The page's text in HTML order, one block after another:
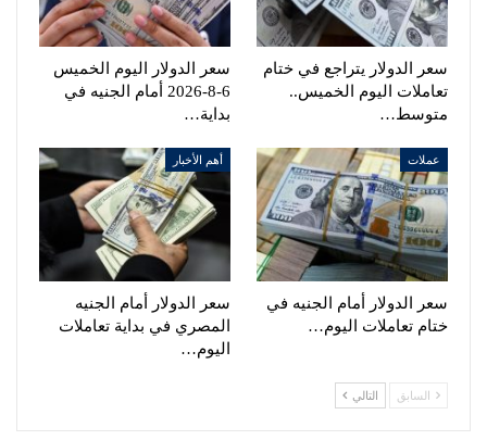
سعر الدولار يتراجع في ختام
تعاملات اليوم الخميس..
متوسط…
سعر الدولار اليوم الخميس
6-8-2026 أمام الجنيه في
بداية…
عملات
سعر الدولار أمام الجنيه في
ختام تعاملات اليوم…
أهم الأخبار
سعر الدولار أمام الجنيه
المصري في بداية تعاملات
اليوم…
السابق التالي